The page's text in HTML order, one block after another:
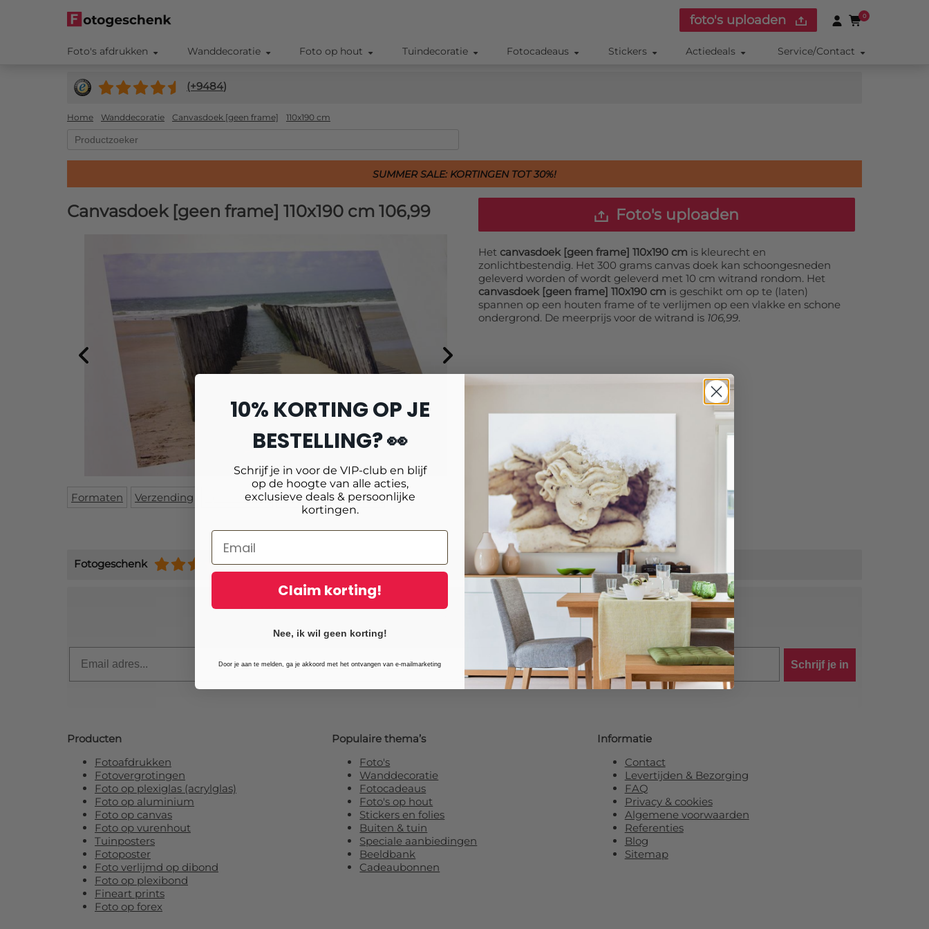
foto's uploaden 0
Foto's afdrukken Wanddecoratie Foto op hout Tuindecoratie Fotocadeaus Stickers Actiedeals Service/Contact
(+9484)
Home Wanddecoratie Canvasdoek [geen frame] 110x190 cm
SUMMER SALE: KORTINGEN TOT 30%!
Canvasdoek [geen frame] 110x190 cm 106,99
Formaten Verzending Specificaties Montage Reviews
Foto's uploaden
Het canvasdoek [geen frame] 110x190 cm is kleurecht en
zonlichtbestendig. Het 300 grams canvas doek kan schoongesneden
geleverd worden of wordt geleverd met 10 cm witrand rondom. Het
canvasdoek [geen frame] 110x190 cm is geschikt om op te (laten)
spannen op een houten frame of te verlijmen op een vlakke en schone
ondergrond. De meerprijs voor de witrand is 106,99.
Fotogeschenk (+9484)
Schrijf je in voor onze nieuwsbrief en ontvang10% extra korting!
Schrijf je in
Producten
Fotoafdrukken
Fotovergrotingen
Foto op plexiglas (acrylglas)
Foto op aluminium
Foto op canvas
Foto op vurenhout
Tuinposters
Fotoposter
Foto verlijmd op dibond
Foto op plexibond
Fineart prints
Foto op forex
Populaire thema’s
Foto's
Wanddecoratie
Fotocadeaus
Foto's op hout
Stickers en folies
Buiten & tuin
Speciale aanbiedingen
Beeldbank
Cadeaubonnen
Informatie
Contact
Levertijden & Bezorging
FAQ
Privacy & cookies
Algemene voorwaarden
Referenties
Blog
Sitemap
10% KORTING OP JE
BESTELLING? 👀
Schrijf je in voor de VIP-club en blijf
op de hoogte van alle acties,
exclusieve deals & persoonlijke
kortingen.
Claim korting!
Nee, ik wil geen korting!
Door je aan te melden, ga je akkoord met het ontvangen van e-mailmarketing